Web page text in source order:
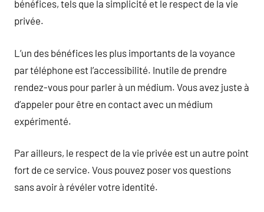
bénéfices, tels que la simplicité et le respect de la vie
privée.
L’un des bénéfices les plus importants de la voyance
par téléphone est l’accessibilité. Inutile de prendre
rendez-vous pour parler à un médium. Vous avez juste à
d’appeler pour être en contact avec un médium
expérimenté.
Par ailleurs, le respect de la vie privée est un autre point
fort de ce service. Vous pouvez poser vos questions
sans avoir à révéler votre identité.